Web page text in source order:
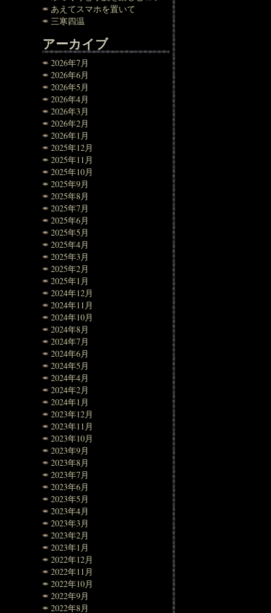
あえてスマホを置いて
三寒四温
アーカイブ
2026年7月
2026年6月
2026年5月
2026年4月
2026年3月
2026年2月
2026年1月
2025年12月
2025年11月
2025年10月
2025年9月
2025年8月
2025年7月
2025年6月
2025年5月
2025年4月
2025年3月
2025年2月
2025年1月
2024年12月
2024年11月
2024年10月
2024年8月
2024年7月
2024年6月
2024年5月
2024年4月
2024年2月
2024年1月
2023年12月
2023年11月
2023年10月
2023年9月
2023年8月
2023年7月
2023年6月
2023年5月
2023年4月
2023年3月
2023年2月
2023年1月
2022年12月
2022年11月
2022年10月
2022年9月
2022年8月